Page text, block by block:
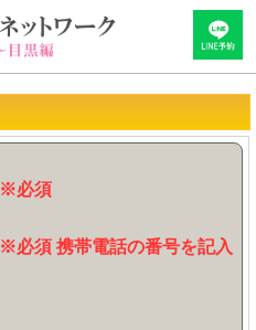
※必須
※必須 携帯電話の番号を記入